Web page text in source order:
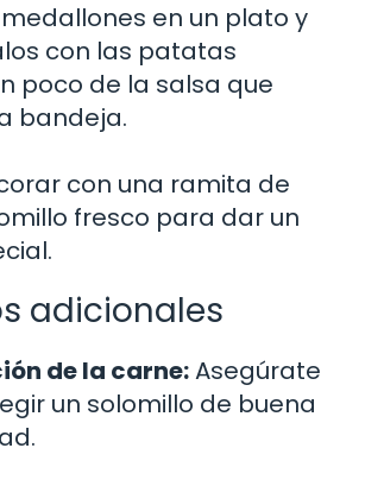
en un plato y
con las patatas
poco de la salsa que
bandeja.
con una ramita de
fresco para dar un
adicionales
de la carne:Asegúrate
un solomillo de buena